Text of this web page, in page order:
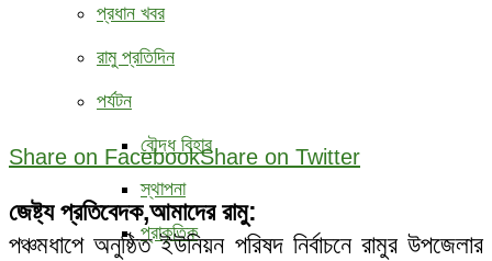
প্রধান খবর
রামু প্রতিদিন
পর্যটন
বৌদ্ধ ‍বিহার
স্থাপনা
প্রাকৃতিক
Share on FacebookShare on Twitter
জেষ্ট্য প্রতিবেদক,আমাদের রামু:
পঞ্চমধাপে অনুষ্ঠিত ইউনিয়ন পরিষদ নির্বাচনে রামুর উপজেলার